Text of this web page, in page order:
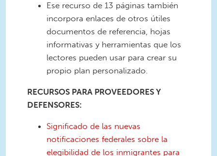
Ese recurso de 13 páginas también
incorpora enlaces de otros útiles
documentos de referencia, hojas
informativas y herramientas que los
lectores pueden usar para crear su
propio plan personalizado.
RECURSOS PARA PROVEEDORES Y
DEFENSORES:
Significado de las nuevas
notificaciones federales sobre la
elegibilidad de los inmigrantes para